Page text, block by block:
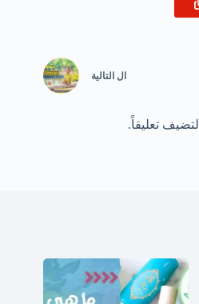
ال التالية
لتضيف تعليقاً.